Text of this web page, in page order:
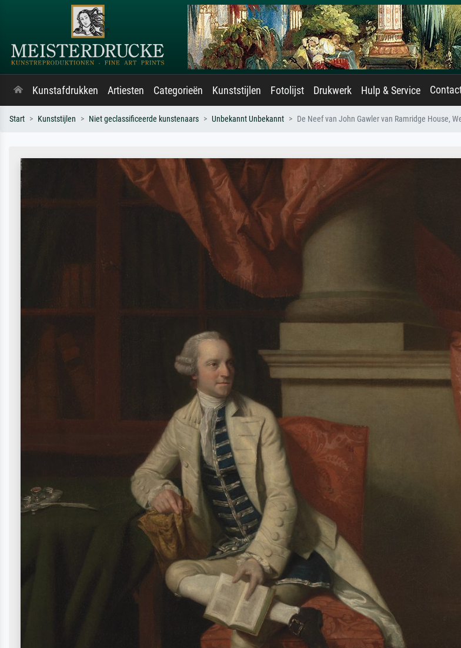
Kunstafdrukken Artiesten Categorieën Kunststijlen Fotolijst Drukwerk Hulp & Service
Start Kunststijlen Niet geclassificeerde kunstenaars Unbekannt Unbekannt De Neef van John Gawler van Ramridge House,